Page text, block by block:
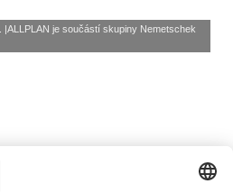
ALLPLAN je součástí skupiny Nemetschek